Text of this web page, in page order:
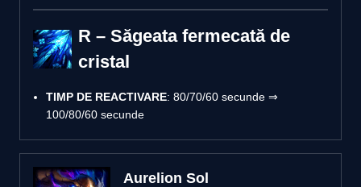
R – Săgeata fermecată de
cristal
TIMP DE REACTIVARE: 80/70/60 secunde ⇒
100/80/60 secunde
Aurelion Sol